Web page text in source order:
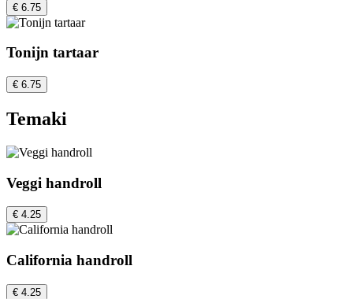
€ 6.75
Tonijn tartaar
€ 6.75
Temaki
Veggi handroll
€ 4.25
California handroll
€ 4.25